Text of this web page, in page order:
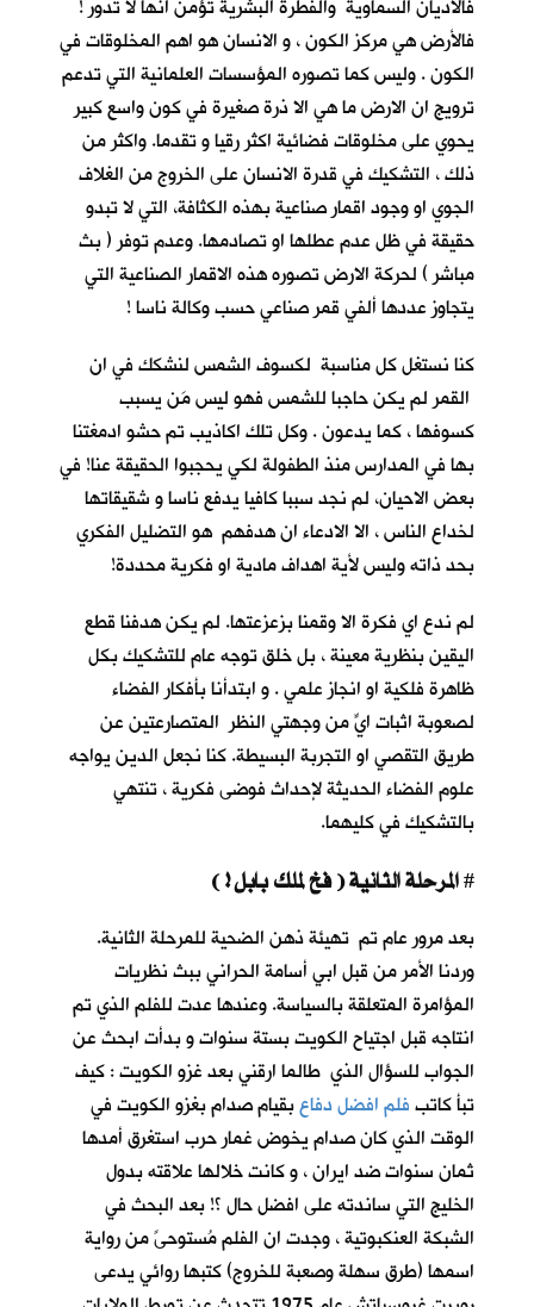
فالأديان السماوية والفطرة البشرية تؤمن انها لا تدور !
فالأرض هي مركز الكون ، و الانسان هو اهم المخلوقات في
الكون . وليس كما تصوره المؤسسات العلمانية التي تدعم
ترويج ان الارض ما هي الا ذرة صغيرة في كون واسع كبير
يحوي على مخلوقات فضائية اكثر رقيا و تقدما. واكثر من
ذلك ، التشكيك في قدرة الانسان على الخروج من الغلاف
الجوي او وجود اقمار صناعية بهذه الكثافة، التي لا تبدو
حقيقة في ظل عدم عطلها او تصادمها. وعدم توفر ( بث
مباشر ) لحركة الارض تصوره هذه الاقمار الصناعية التي
يتجاوز عددها ألفي قمر صناعي حسب وكالة ناسا !
كنا نستغل كل مناسبة لكسوف الشمس لنشكك في ان
القمر لم يكن حاجبا للشمس فهو ليس مَن يسبب
كسوفها ، كما يدعون . وكل تلك اكاذيب تم حشو ادمغتنا
بها في المدارس منذ الطفولة لكي يحجبوا الحقيقة عنا! في
بعض الاحيان، لم نجد سببا كافيا يدفع ناسا و شقيقاتها
لخداع الناس ، الا الادعاء ان هدفهم هو التضليل الفكري
بحد ذاته وليس لأية اهداف مادية او فكرية محددة!
لم ندع اي فكرة الا وقمنا بزعزعتها. لم يكن هدفنا قطع
اليقين بنظرية معينة ، بل خلق توجه عام للتشكيك بكل
ظاهرة فلكية او انجاز علمي . و ابتدأنا بأفكار الفضاء
لصعوبة اثبات ايٍّ من وجهتي النظر المتصارعتين عن
طريق التقصي او التجربة البسيطة. كنا نجعل الدين يواجه
علوم الفضاء الحديثة لإحداث فوضى فكرية ، تنتهي
بالتشكيك في كليهما.
#
بعد مرور عام تم تهيئة ذهن الضحية للمرحلة الثانية.
وردنا الأمر من قبل ابي أسامة الحراني ببث نظريات
المؤامرة المتعلقة بالسياسة. وعندها عدت للفلم الذي تم
انتاجه قبل اجتياح الكويت بستة سنوات و بدأت ابحث عن
الجواب للسؤال الذي طالما ارقني بعد غزو الكويت : كيف
تبأ كاتبفلم افضل دفاعبقيام صدام بغزو الكويت في
الوقت الذي كان صدام يخوض غمار حرب استغرق أمدها
ثمان سنوات ضد ايران ، و كانت خلالها علاقته بدول
الخليج التي ساندته على افضل حال ؟! بعد البحث في
الشبكة العنكبوتية ، وجدت ان الفلم مُستوحىً من رواية
اسمها (طرق سهلة وصعبة للخروج) كتبها روائي يدعى